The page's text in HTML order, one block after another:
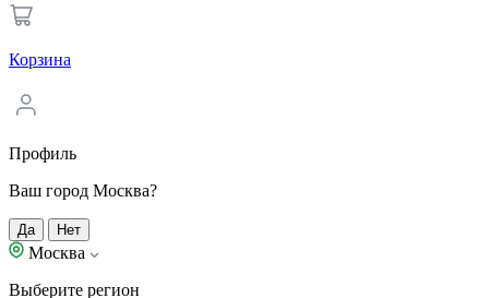
Корзина
Профиль
Ваш город Москва?
Да Нет
Москва
Выберите регион